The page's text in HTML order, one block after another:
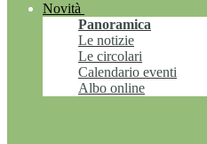
Novità
Panoramica
Le notizie
Le circolari
Calendario eventi
Albo online